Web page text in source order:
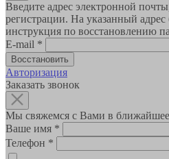
Введите адрес электронной
регистрации. На указанный адрес
инструкция по восстановлению
E-mail *
Авторизация
Заказать звонок
Мы свяжемся с Вами в
Ваше имя *
Телефон *